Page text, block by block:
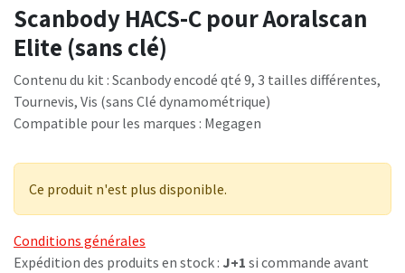
Scanbody HACS-C pour Aoralscan
Elite (sans clé)
Contenu du kit : Scanbody encodé qté 9, 3 tailles différentes,
Tournevis, Vis (sans Clé dynamométrique)
Compatible pour les marques : Megagen
Ce produit n'est plus disponible.
Conditions générales
Expédition des produits en stock : J+1 si commande avant